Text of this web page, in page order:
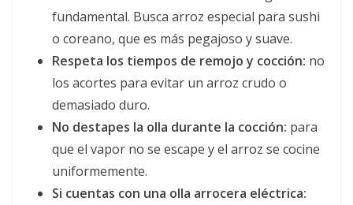
fundamental. Busca arroz especial para sushi
o coreano, que es más pegajoso y suave.
Respeta los tiempos de remojo y cocción: no
los acortes para evitar un arroz crudo o
demasiado duro.
No destapes la olla durante la cocción: para
que el vapor no se escape y el arroz se cocine
uniformemente.
Si cuentas con una olla arrocera eléctrica: